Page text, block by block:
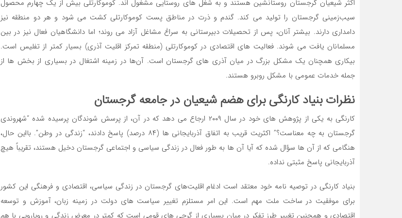
اکثر شیعیان گرجستان روستانشین هستند و به شغل ‌های روستایی مشغول‌ اند. کوموکارتلی بیش از یک چهارم محصول
سیب‌زمینی گرجستان را تولید می ‌کند. گندم و ذرت در مناطق پست کوموکارتلی کشت می ‌شود و هر دو منطقه نیز
دامداری دارند. بیشتر آنان، پس از تحصیلات دبیرستانی به سراغ مشاغل آزاد می‌ روند؛ اما دانشگاهیان فعال نیز در بین
مسلمانان یافت می‌ شوند. فعالیت‌ های اقتصادی در کوموکارتلی (منطقه تمرکز اقلیت آذری) بسیار کمتر از تفلیس است.
بیکاری همچنان یک مشکل بزرگ در میان آذری‌ های گرجستان است. آن‌ها در زمینه اشتغال در بسیاری از بخش‌ ها از
جمله خدمات عمومی با مشکل روبرو هستند.
نظرات بنیاد کارنگی برای هضم شیعیان در جامعه گرجستان
کارنگی به یکی از پژوهش‌ های خود در سال ۲۰۰۹ ارجاع می‌ دهد که در آن، از پرسش‌ شوندگان پرسیده شده “شهروندی
گرجستان به چه معناست؟” اکثریت قریب به اتفاق آذربایجانی ‌ها (۸۴ درصد) پاسخ دادند، “زندگی در وطن”. بااین‌ حال،
هنگامی که از آن‌ ها سؤال شده که آیا آن‌ ها به طور فعال در زندگی سیاسی و اجتماعی گرجستان دخیل هستند، تقریباً هیچ
آذربایجانی پاسخ مثبتی نداده.
بنیاد کارنگی در توصیه‌ نامه خود معتقد است ادغام اقلیت‌های گرجستان در زندگی سیاسی، اقتصادی و فرهنگی این کشور
برای موفقیت در ساخت ملت مهم است. این امر مستلزم تغییر سیاست‌ های دولت در زمینه زبان، آموزش و توسعه
اقتصادی و همچنین تغییر طرز تفکر در میان بسیاری از گرجی‌ های قومی است که کمتر در معرض زندگی و رویارویی با هم